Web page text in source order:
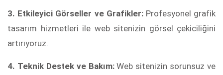
3. Etkileyici Görseller ve Grafikler:Profesyonel grafik
tasarım hizmetleri ile web sitenizin görsel çekiciliğini
artırıyoruz.
4. Teknik Destek ve Bakım:Web sitenizin sorunsuz ve